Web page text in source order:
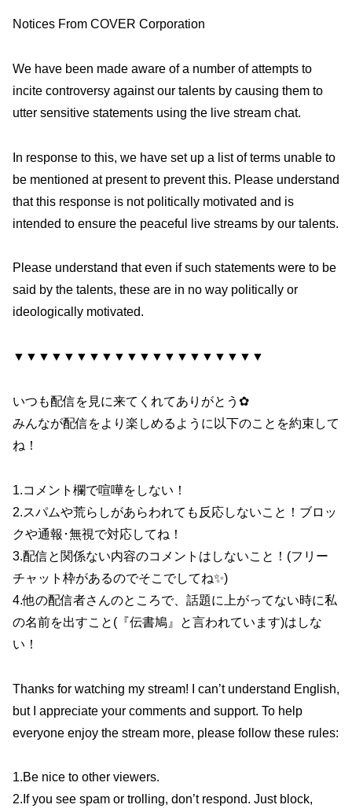
Notices From COVER Corporation
We have been made aware of a number of attempts to
incite controversy against our talents by causing them to
utter sensitive statements using the live stream chat.
In response to this, we have set up a list of terms unable to
be mentioned at present to prevent this. Please understand
that this response is not politically motivated and is
intended to ensure the peaceful live streams by our talents.
Please understand that even if such statements were to be
said by the talents, these are in no way politically or
ideologically motivated.
▼▼▼▼▼▼▼▼▼▼▼▼▼▼▼▼▼▼▼▼
いつも配信を見に来てくれてありがとう✿
みんなが配信をより楽しめるように以下のことを約束して
ね！
1.コメント欄で喧嘩をしない！
2.スパムや荒らしがあらわれても反応しないこと！ブロッ
クや通報･無視で対応してね！
3.配信と関係ない内容のコメントはしないこと！(フリー
チャット枠があるのでそこでしてね✨)
4.他の配信者さんのところで、話題に上がってない時に私
の名前を出すこと(『伝書鳩』と言われています)はしな
い！
Thanks for watching my stream! I can’t understand English,
but I appreciate your comments and support. To help
everyone enjoy the stream more, please follow these rules:
1.Be nice to other viewers.
2.If you see spam or trolling, don’t respond. Just block,